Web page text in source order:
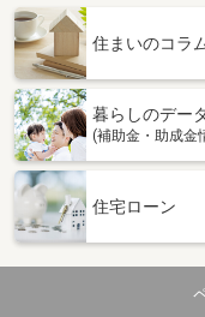
住まいのコラ
暮らしのデー
(補助金・助成金
住宅ローン